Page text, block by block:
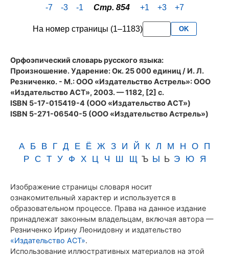
Резниченко
-7 -3 -1 Стр. 854 +1 +3 +7
На номер страницы (1–1183) OK
Орфоэпический словарь русского языка:
Произношение. Ударение: Ок. 25 000 единиц / И. Л.
Резниченко. - М.: ООО «Издательство Астрель»: ООО
«Издательство АСТ», 2003. — 1182, [2] с.
ISBN 5-17-015419-4 (ООО «Издательство АСТ»)
ISBN 5-271-06540-5 (ООО «Издательство Астрель»)
А Б В Г Д Е Ё Ж З И Й К Л М Н О П
Р С Т У Ф Х Ц Ч Ш Щ Ъ Ы Ь Э Ю Я
Изображение страницы словаря носит
ознакомительный характер и используется в
образовательном процессе. Права на данное издание
принадлежат законным владельцам, включая автора —
Резниченко Ирину Леонидовну и издательство
«Издательство АСТ».
Использование иллюстративных материалов на этой